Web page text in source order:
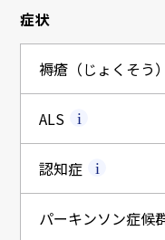
症状
褥瘡（じょくそう）
ALS
認知症
パーキンソン症候